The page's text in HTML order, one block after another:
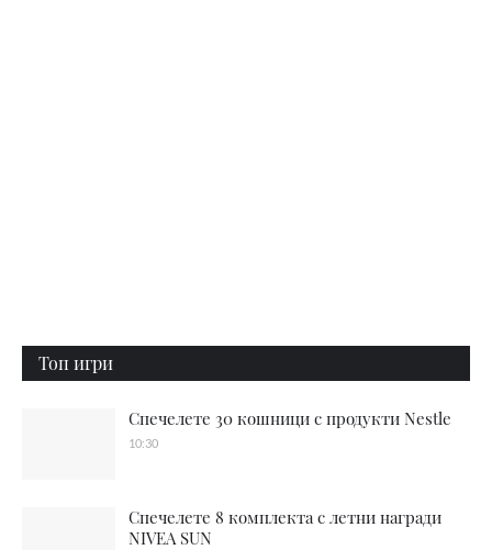
Топ игри
Спечелете 30 кошници с продукти Nestle
10:30
Спечелете 8 комплекта с летни награди
NIVEA SUN